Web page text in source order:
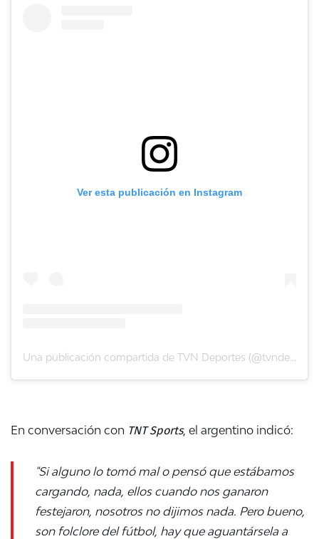
Ver esta publicación en Instagram
En conversación con TNT Sports, el argentino indicó:
"Si alguno lo tomó mal o pensó que estábamos
cargando, nada, ellos cuando nos ganaron
festejaron, nosotros no dijimos nada. Pero bueno,
son folclore del fútbol, hay que aguantársela a